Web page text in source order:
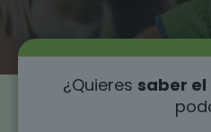
¿Quieres saber